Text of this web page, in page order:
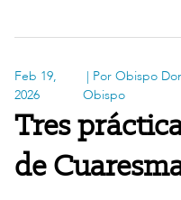
Feb 19,
2026
| Por Obispo
Obispo
Tres
de